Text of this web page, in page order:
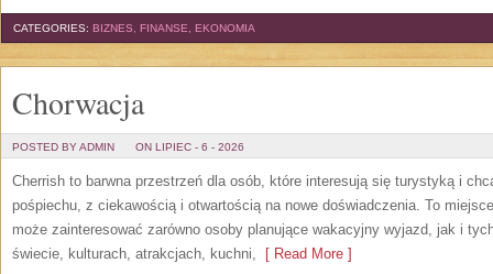
CATEGORIES: BIZNES, FINANSE, EKONOMIA
Chorwacja
POSTED BY ADMIN ON LIPIEC - 6 - 2026
Cherrish to barwna przestrzeń dla osób, które interesują się turystyką i
pośpiechu, z ciekawością i otwartością na nowe doświadczenia. To
może zainteresować zarówno osoby planujące wakacyjny wyjazd, jak i
świecie, kulturach, atrakcjach, kuchni, [ Read More ]